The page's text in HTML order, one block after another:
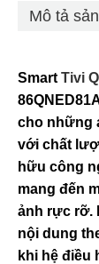
Mô tả
Smart Tivi
cho những
với chất
hữu công
mang đến
ảnh rực rỡ.
nội dung
khi hệ điều